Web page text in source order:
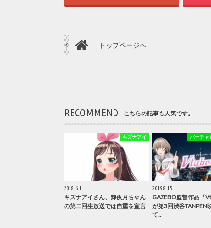
トップページへ
RECOMMEND こちらの記事も人気です。
キズナアイ
2018.6.1
キズナアイさん、輝夜月ちゃん
の第二回生放送では自重を宣言
バーチャ
2019.8.15
GAZEBO監督作品『
が第3回渋谷TANPEN
て…